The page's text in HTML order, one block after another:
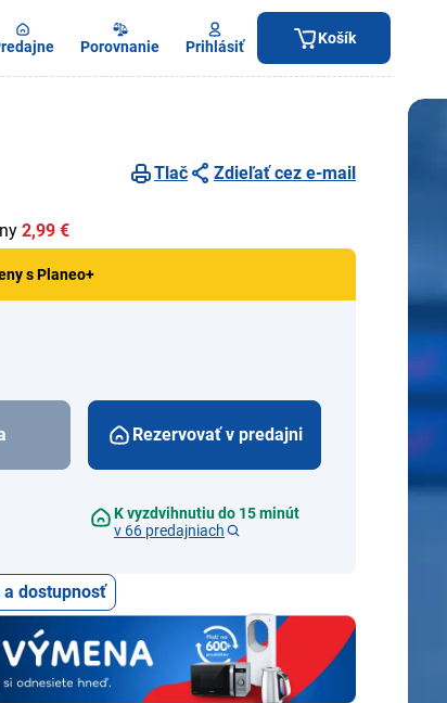
Porovnanie Prihlásiť Košík
Tlač
Zdieľať cez e-mail
2,99 €
s Planeo+
Rezervovať v predajni
K vyzdvihnutiu do 15 minút
v 66 predajniach
dostupnosť